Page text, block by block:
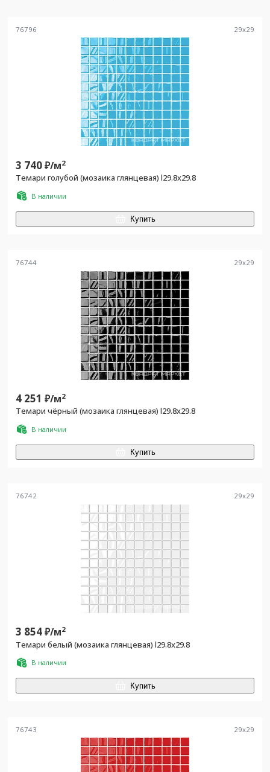
76796 29x29
3 740₽/м2
Темари голубой (мозаика глянцевая) l29.8х29.8
В наличии
Купить
76744 29x29
4 251 ₽/м2
Темари чёрный (мозаика глянцевая) l29.8х29.8
В наличии
Купить
76742 29x29
3 854₽/м2
Темари белый (мозаика глянцевая) l29.8х29.8
В наличии
Купить
76743 29x29